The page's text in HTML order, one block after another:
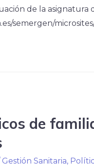
de la asignatura
semergen/
de
Gestión Sanitaria,